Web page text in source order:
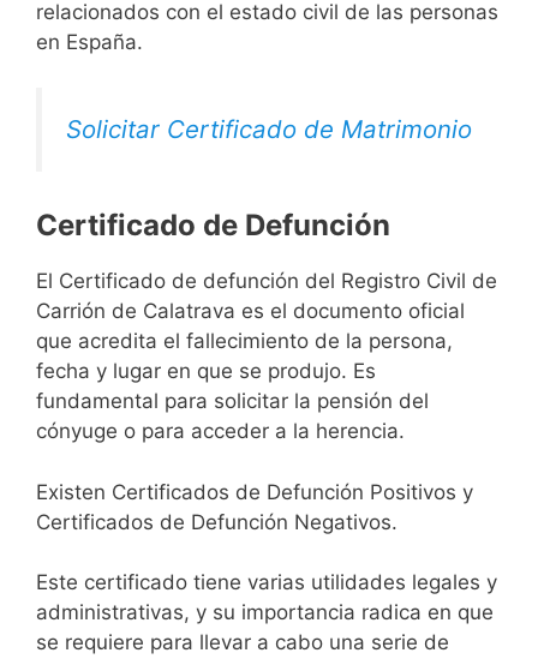
relacionados con el estado civil de las personas
en España.
Solicitar Certificado de Matrimonio
Certificado de Defunción
El Certificado de defunción del Registro Civil de
Carrión de Calatrava es el documento oficial
que acredita el fallecimiento de la persona,
fecha y lugar en que se produjo. Es
fundamental para solicitar la pensión del
cónyuge o para acceder a la herencia.
Existen Certificados de Defunción Positivos y
Certificados de Defunción Negativos.
Este certificado tiene varias utilidades legales y
administrativas, y su importancia radica en que
se requiere para llevar a cabo una serie de